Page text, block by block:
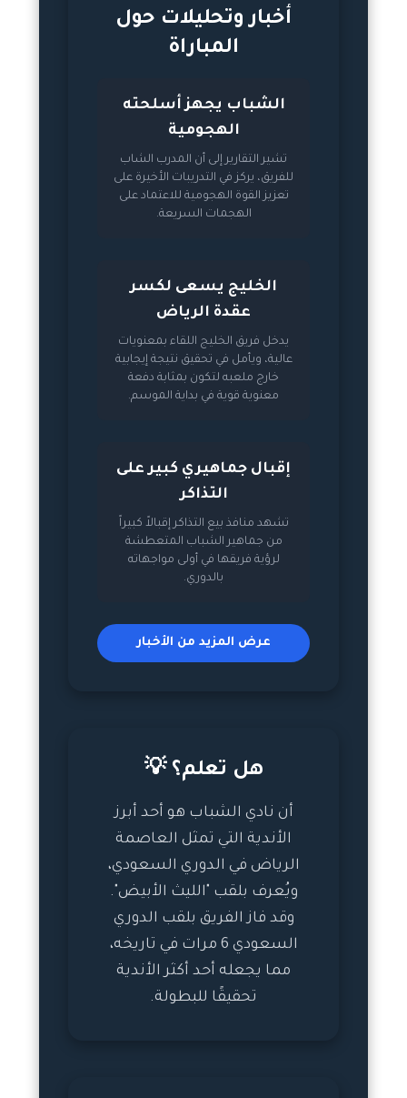
أخبار وتحليلات حول
المباراة
الشباب يجهز أسلحته
الهجومية
تشير التقارير إلى أن المدرب الشاب
للفريق، يركز في التدريبات الأخيرة على
تعزيز القوة الهجومية للاعتماد على
الهجمات السريعة.
الخليج يسعى لكسر
عقدة الرياض
يدخل فريق الخليج اللقاء بمعنويات
عالية، ويأمل في تحقيق نتيجة إيجابية
خارج ملعبه لتكون بمثابة دفعة
معنوية قوية في بداية الموسم.
إقبال جماهيري كبير على
التذاكر
تشهد منافذ بيع التذاكر إقبالاً كبيراً
من جماهير الشباب المتعطشة
لرؤية فريقها في أولى مواجهاته
بالدوري.
عرض المزيد من الأخبار
هل تعلم؟ 💡
أن نادي الشباب هو أحد أبرز
الأندية التي تمثل العاصمة
الرياض في الدوري السعودي،
ويُعرف بلقب "الليث الأبيض".
وقد فاز الفريق بلقب الدوري
السعودي 6 مرات في تاريخه،
مما يجعله أحد أكثر الأندية
تحقيقًا للبطولة.